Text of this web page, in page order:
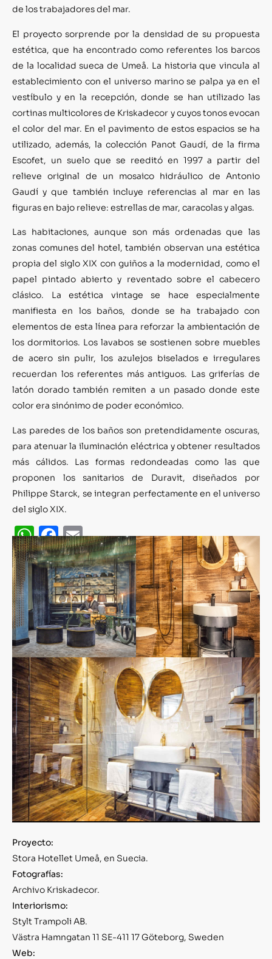
de los trabajadores del mar.
El proyecto sorprende por la densidad de su propuesta
estética, que ha encontrado como referentes los barcos
de la localidad sueca de Umeå. La historia que vincula al
establecimiento con el universo marino se palpa ya en el
vestíbulo y en la recepción, donde se han utilizado las
cortinas multicolores de Kriskadecor y cuyos tonos evocan
el color del mar. En el pavimento de estos espacios se ha
utilizado, además, la colección Panot Gaudí, de la firma
Escofet, un suelo que se reeditó en 1997 a partir del
relieve original de un mosaico hidráulico de Antonio
Gaudí y que también incluye referencias al mar en las
figuras en bajo relieve: estrellas de mar, caracolas y algas.
Las habitaciones, aunque son más ordenadas que las
zonas comunes del hotel, también observan una estética
propia del siglo XIX con guiños a la modernidad, como el
papel pintado abierto y reventado sobre el cabecero
clásico. La estética vintage se hace especialmente
manifiesta en los baños, donde se ha trabajado con
elementos de esta línea para reforzar la ambientación de
los dormitorios. Los lavabos se sostienen sobre muebles
de acero sin pulir, los azulejos biselados e irregulares
recuerdan los referentes más antiguos. Las griferías de
latón dorado también remiten a un pasado donde este
color era sinónimo de poder económico.
Las paredes de los baños son pretendidamente oscuras,
para atenuar la iluminación eléctrica y obtener resultados
más cálidos. Las formas redondeadas como las que
proponen los sanitarios de Duravit, diseñados por
Philippe Starck, se integran perfectamente en el universo
del siglo XIX.
WhatsApp
Facebook
Email
Proyecto:
Stora Hotellet Umeå, en Suecia.
Fotografías:
Archivo Kriskadecor.
Interiorismo:
Stylt Trampoli AB.
Västra Hamngatan 11 SE-411 17 Göteborg, Sweden
Web: